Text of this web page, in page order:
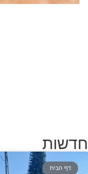
חדשות
דף הבית